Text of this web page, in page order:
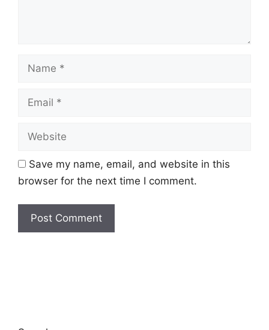
Name
Email
Website
Save my name, email, and website in this
browser for the next time I comment.